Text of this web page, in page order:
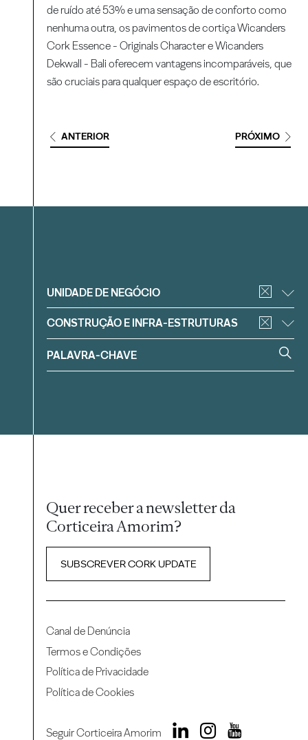
de ruído até 53% e uma sensação de conforto como
nenhuma outra, os pavimentos de cortiça Wicanders
Cork Essence - Originals Character e Wicanders
Dekwall - Bali oferecem vantagens incomparáveis, que
são cruciais para qualquer espaço de escritório.
ANTERIOR PRÓXIMO
Filtrar
UNIDADE DE NEGÓCIO
CONSTRUÇÃO E INFRA-ESTRUTURAS
Quer receber a newsletter da
Corticeira Amorim?
SUBSCREVER CORK UPDATE
Canal de Denúncia
Termos e Condições
Política de Privacidade
Política de Cookies
Seguir Corticeira Amorim